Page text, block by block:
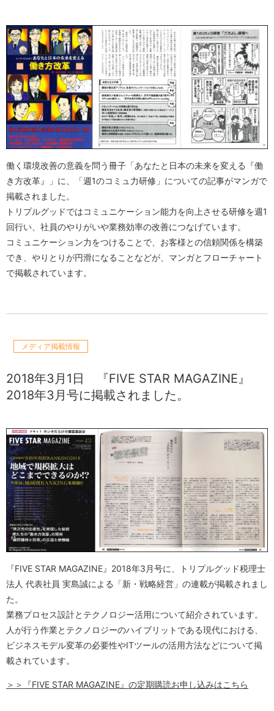
働く環境改善の意義を問う冊子「あなたと日本の未来を変える『働
き方改革』」に、「週1のコミュ力研修」についての記事がマンガで
掲載されました。
トリプルグッドではコミュニケーション能力を向上させる研修を週1
回行い、社員のやりがいや業務効率の改善につなげています。
コミュニケーション力をつけることで、お客様との信頼関係を構築
でき、やりとりが円滑になることなどが、マンガとフローチャート
で掲載されています。
メディア掲載情報
2018年3月1日
『FIVE STAR MAGAZINE』
2018年3月号に掲載されました。
『FIVE STAR MAGAZINE』2018年3月号に、トリプルグッド税理士
法人 代表社員 実島誠による「新・戦略経営」の連載が掲載されまし
た。
業務プロセス設計とテクノロジー活用について紹介されています。
人が行う作業とテクノロジーのハイブリットである現代における、
ビジネスモデル変革の必要性やITツールの活用方法などについて掲
載されています。
＞＞『FIVE STAR MAGAZINE』の定期購読お申し込みはこちら